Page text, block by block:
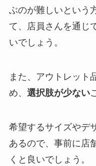
ぶのが難しいという
て、店員さんを通じ
いでしょう。
また、アウトレット
め、 選択肢が少ない
希望するサイズやデ
あるので、事前に店
くと良いでしょう。